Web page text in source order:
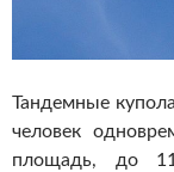
Тандемные
человек
площадь, до